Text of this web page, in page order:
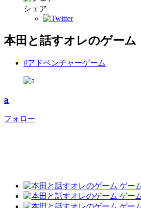
シェア
本田と話すオレのゲーム
#アドベンチャーゲーム
a
フォロー